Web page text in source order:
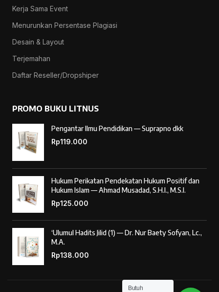
Kerja Sama Event
Menurunkan Persentase Plagiasi
Desain & Layout
Terjemahan
Daftar Reseller/Dropshiper
PROMO BUKU LITNUS
Pengantar Ilmu Pendidikan — Suprapno dkk
Rp119.000
Hukum Perikatan Pendekatan Hukum Positif dan
Hukum Islam — Ahmad Musadad, S.H.I., M.S.I.
Rp125.000
‘Ulumul Hadits Jilid (1) — Dr. Nur Baety Sofyan, Lc.,
M.A.
Rp138.000
Butuh